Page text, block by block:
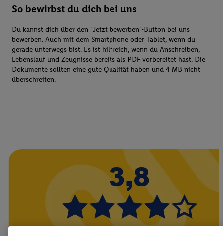
So bewirbst du dich bei uns
Du kannst dich über den "Jetzt bewerben"-Button bei uns
bewerben. Auch mit dem Smartphone oder Tablet, wenn du
gerade unterwegs bist. Es ist hilfreich, wenn du Anschreiben,
Lebenslauf und Zeugnisse bereits als PDF vorbereitet hast. Die
Dokumente sollten eine gute Qualität haben und 4 MB nicht
überschreiten.